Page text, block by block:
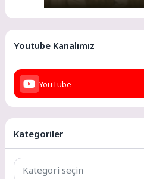
Youtube Kanalımız
YouTube
Kategoriler